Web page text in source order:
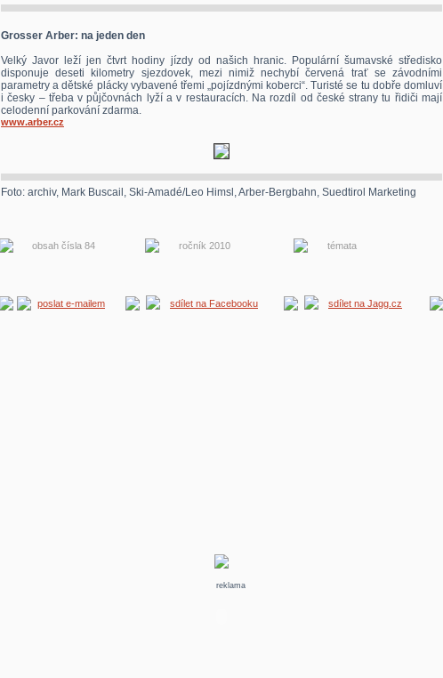
Grosser Arber: na jeden den
Velký Javor leží jen čtvrt hodiny jízdy od našich hranic. Populární šumavské středisko
disponuje deseti kilometry sjezdovek, mezi nimiž nechybí červená trať se závodními
parametry a dětské plácky vybavené třemi „pojízdnými koberci“. Turisté se tu dobře domluví
i česky – třeba v půjčovnách lyží a v restauracích. Na rozdíl od české strany tu řidiči mají
celodenní parkování zdarma.
www.arber.cz
Foto: archiv, Mark Buscail, Ski-Amadé/Leo Himsl, Arber-Bergbahn, Suedtirol Marketing
obsah čísla 84 ročník 2010 témata
poslat e-mailem sdílet na Facebooku sdílet na Jagg.cz
reklama